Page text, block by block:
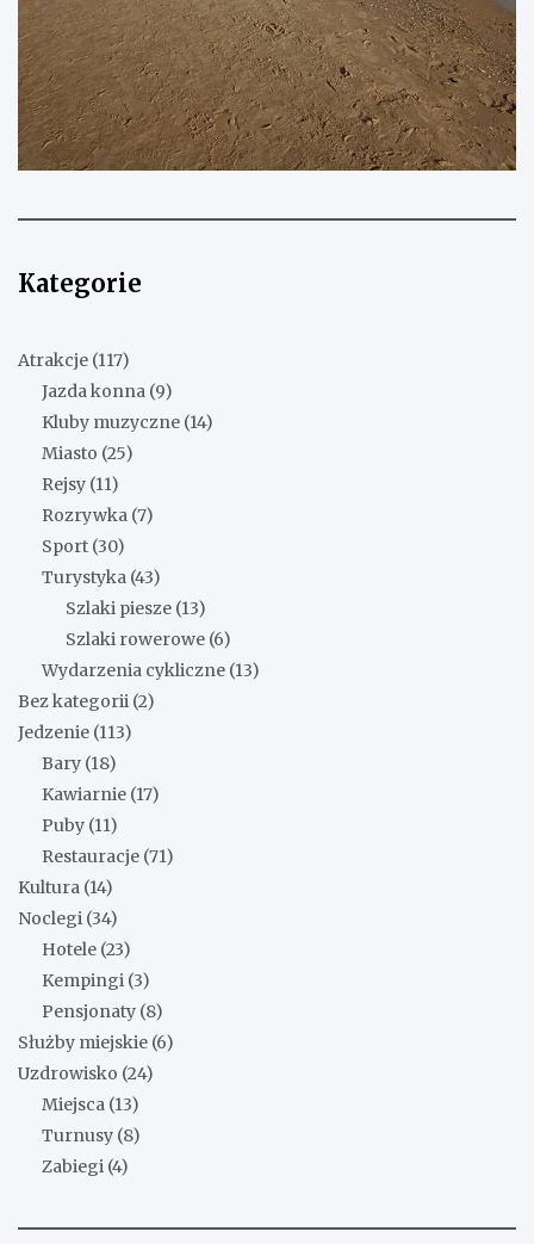
Kategorie
Atrakcje (117)
Jazda konna (9)
Kluby muzyczne (14)
Miasto (25)
Rejsy (11)
Rozrywka (7)
Sport (30)
Turystyka (43)
Szlaki piesze (13)
Szlaki rowerowe (6)
Wydarzenia cykliczne (13)
Bez kategorii (2)
Jedzenie (113)
Bary (18)
Kawiarnie (17)
Puby (11)
Restauracje (71)
Kultura (14)
Noclegi (34)
Hotele (23)
Kempingi (3)
Pensjonaty (8)
Służby miejskie (6)
Uzdrowisko (24)
Miejsca (13)
Turnusy (8)
Zabiegi (4)